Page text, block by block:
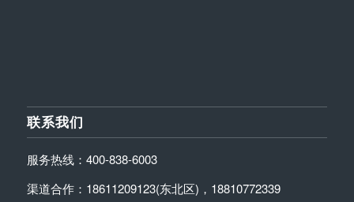
联系我们
服务热线：400-838-6003
渠道合作：18611209123(东北区)，18810772339